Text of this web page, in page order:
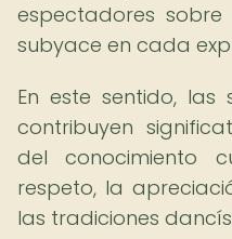
espectadores
subyace en cada
En este sentido, las
contribuyen
del conocimiento
respeto, la
las tradiciones